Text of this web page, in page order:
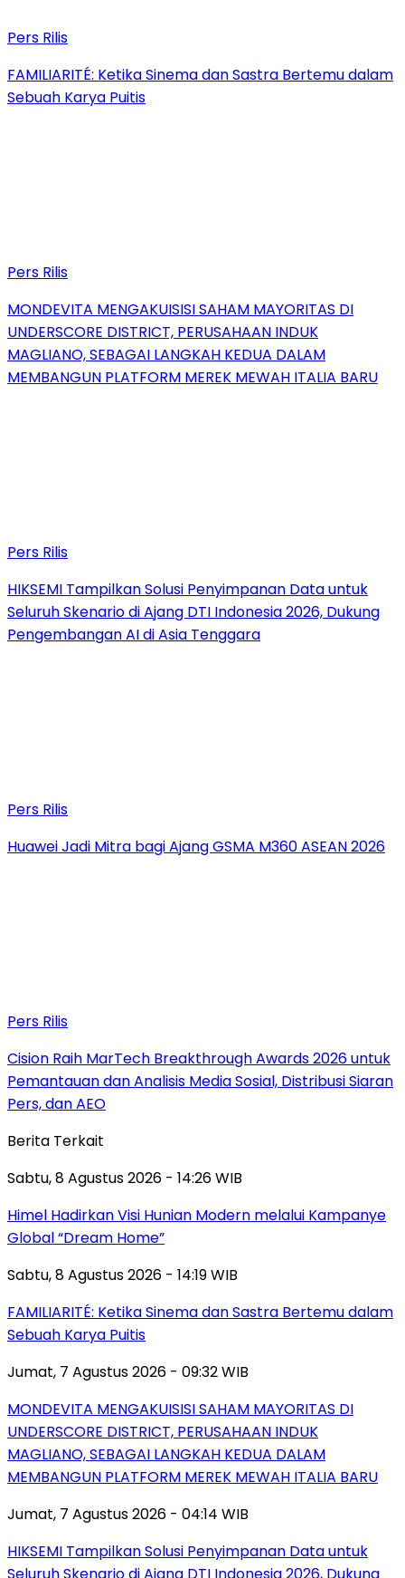
Pers Rilis
FAMILIARITÉ: Ketika Sinema dan Sastra Bertemu dalam
Sebuah Karya Puitis
Pers Rilis
MONDEVITA MENGAKUISISI SAHAM MAYORITAS DI
UNDERSCORE DISTRICT, PERUSAHAAN INDUK
MAGLIANO, SEBAGAI LANGKAH KEDUA DALAM
MEMBANGUN PLATFORM MEREK MEWAH ITALIA BARU
Pers Rilis
HIKSEMI Tampilkan Solusi Penyimpanan Data untuk
Seluruh Skenario di Ajang DTI Indonesia 2026, Dukung
Pengembangan AI di Asia Tenggara
Pers Rilis
Huawei Jadi Mitra bagi Ajang GSMA M360 ASEAN 2026
Pers Rilis
Cision Raih MarTech Breakthrough Awards 2026 untuk
Pemantauan dan Analisis Media Sosial, Distribusi Siaran
Pers, dan AEO
Berita Terkait
Sabtu, 8 Agustus 2026 - 14:26 WIB
Himel Hadirkan Visi Hunian Modern melalui Kampanye
Global “Dream Home”
Sabtu, 8 Agustus 2026 - 14:19 WIB
FAMILIARITÉ: Ketika Sinema dan Sastra Bertemu dalam
Sebuah Karya Puitis
Jumat, 7 Agustus 2026 - 09:32 WIB
MONDEVITA MENGAKUISISI SAHAM MAYORITAS DI
UNDERSCORE DISTRICT, PERUSAHAAN INDUK
MAGLIANO, SEBAGAI LANGKAH KEDUA DALAM
MEMBANGUN PLATFORM MEREK MEWAH ITALIA BARU
Jumat, 7 Agustus 2026 - 04:14 WIB
HIKSEMI Tampilkan Solusi Penyimpanan Data untuk
Seluruh Skenario di Ajang DTI Indonesia 2026, Dukung